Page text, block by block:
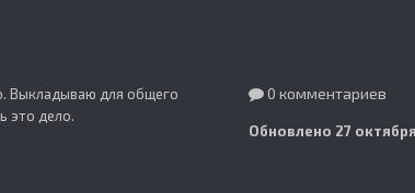
Выкладываю для общего
это дело.
0 комментариев
Обновлено 27